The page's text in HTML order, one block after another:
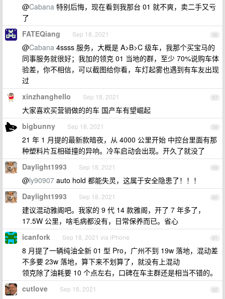
@Cabana 特别后悔，现在看到我那台 01 就不爽，卖二手又亏
了
56
FATEQiang Sep 18, 2021
@Cabana 4ssss 服务，大概是 A>B>C 级车，我那个买宝马的
同事服务就很好；我加的领克 01 当地的群，至少 70%说购车体
验差，你不相信，可以截图给你看，车灯起雾也遇到有车友出现
过
57
xinzhanghello Sep 18, 2021
大家喜欢买营销做的的车 国产车有望崛起
58
bigbunny Sep 18, 2021
21 年 1 月提的最新款暗夜，从 4000 公里开始 中控台里面有那
种塑料片互相碰撞的异响。冷车启动会出现。开久了就没了
59
Daylight1993 Sep 18, 2021
@ly90907 auto hold 都能失灵，这属于安全隐患了！！！
60
Daylight1993 Sep 18, 2021
建议混动雅阁吧。我家的 9 代 14 款雅阁，开了 7 年多了，
17.5W 公里，啥毛病都没有，日常保养而已。省心
61
icanfork Sep 18, 2021 via iPhone
8 月提了一辆纯油全新 01 型 Pro，广州不到 19w 落地，混动差
不多要 23w 落地，算下来不划算了，就没有上混动
领克除了油耗要 10 个点左右，口碑在车主群还是相当不错的。
62
cutlove Sep 18, 2021